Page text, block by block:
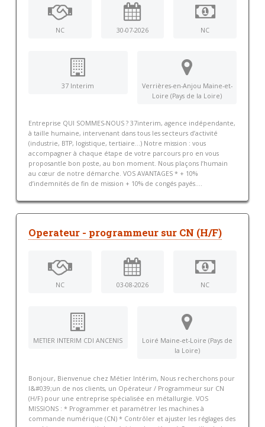
NC 30-07-2026 NC
37 Interim
Verrières-en-Anjou Maine-et-
Loire (Pays de la Loire)
Entreprise QUI SOMMES-NOUS ? 37interim, agence indépendante,
à taille humaine, intervenant dans tous les secteurs d’activité
(industrie, BTP, logistique, tertiaire…) Notre mission : vous
accompagner à chaque étape de votre parcours pro en vous
proposantle bon poste, au bon moment. Nous plaçons l’humain
au cœur de notre démarche. VOS AVANTAGES * + 10%
d’indemnités de fin de mission + 10% de congés payés....
Operateur - programmeur sur CN (H/F)
NC 03-08-2026 NC
METIER INTERIM CDI ANCENIS
Loiré Maine-et-Loire (Pays de
la Loire)
Bonjour, Bienvenue chez Métier Intérim, Nous recherchons pour
l&#039;un de nos clients, un Opérateur / Programmeur sur CN
(H/F) pour une entreprise spécialisée en métallurgie. VOS
MISSIONS : * Programmer et paramétrer les machines à
commande numérique (CN) * Contrôler et ajuster les réglages des